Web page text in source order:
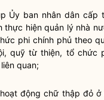
Ủy ban nhân dâncấp
thực hiện quản lý nhà
phi chính phủ theo
quỹ từ thiện, tổ chức
quan;
động chữ thập đỏ